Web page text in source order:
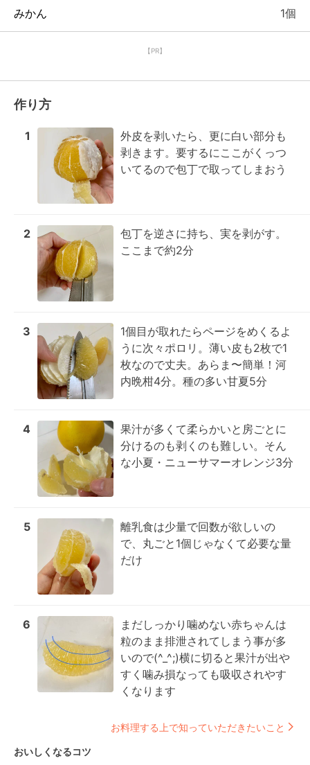
みかん 1個
【PR】
作り方
1
外皮を剥いたら、更に白い部分も
剥きます。要するにここがくっつ
いてるので包丁で取ってしまおう
2
包丁を逆さに持ち、実を剥がす。
ここまで約2分
3
1個目が取れたらページをめくるよ
うに次々ポロリ。薄い皮も2枚で1
枚なので丈夫。あらま〜簡単！河
内晩柑4分。種の多い甘夏5分
4
果汁が多くて柔らかいと房ごとに
分けるのも剥くのも難しい。そん
な小夏・ニューサマーオレンジ3分
5
離乳食は少量で回数が欲しいの
で、丸ごと1個じゃなくて必要な量
だけ
6
まだしっかり噛めない赤ちゃんは
粒のまま排泄されてしまう事が多
いので(^_^;)横に切ると果汁が出や
すく噛み損なっても吸収されやす
くなります
お料理する上で知っていただきたいこと
おいしくなるコツ